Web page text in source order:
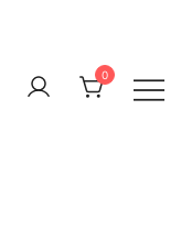
0